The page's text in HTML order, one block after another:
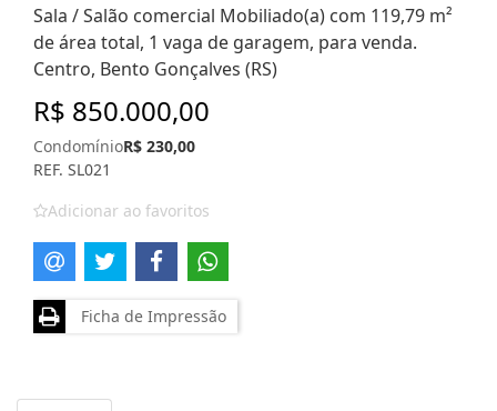
Sala / Salão comercial Mobiliado(a) com 119,79 m²
de área total, 1 vaga de garagem, para venda.
Centro, Bento Gonçalves (RS)
R$ 850.000,00
CondomínioR$ 230,00
REF. SL021
Adicionar ao favoritos
Ficha de Impressão